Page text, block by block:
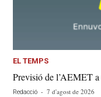
EL TEMPS
Previsió de l’AEMET
Redacció - 7 d'agost de 2026